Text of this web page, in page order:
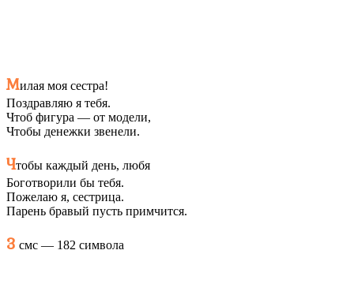
Милая моя сестра!
Поздравляю я тебя.
Чтоб фигура — от модели,
Чтобы денежки звенели.
Чтобы каждый день, любя
Боготворили бы тебя.
Пожелаю я, сестрица.
Парень бравый пусть примчится.
3 смс — 182 символа